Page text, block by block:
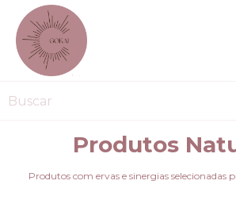
Produtos
Produtos com ervas e sinergias selecionadas